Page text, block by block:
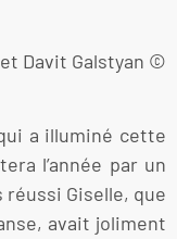
Davit Galstyan ©
a illuminé cette
l’année par un
Giselle, que
avait joliment